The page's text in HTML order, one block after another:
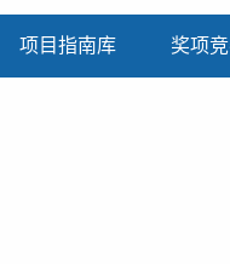
项目指南库 奖项